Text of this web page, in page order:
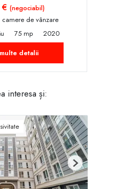
(negociabil)
de vânzare
75 mp
2020
detalii
interesa și:
Next